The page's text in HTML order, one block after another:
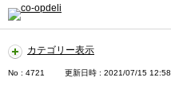
カテゴリー表示
No : 4721 更新日時 : 2021/07/15 12:58